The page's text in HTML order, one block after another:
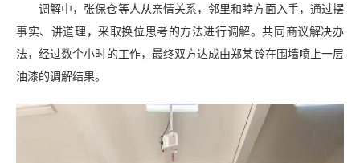
调解中，张保仓等人从亲情关系，邻里和睦方面入手，通过摆
事实、讲道理，采取换位思考的方法进行调解。共同商议解决办
法，经过数个小时的工作，最终双方达成由郑某铃在围墙喷上一层
油漆的调解结果。